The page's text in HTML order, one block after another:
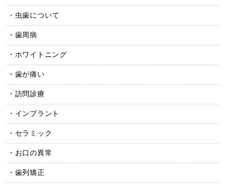
虫歯について
歯周病
ホワイトニング
歯が痛い
訪問診療
インプラント
セラミック
お口の異常
歯列矯正